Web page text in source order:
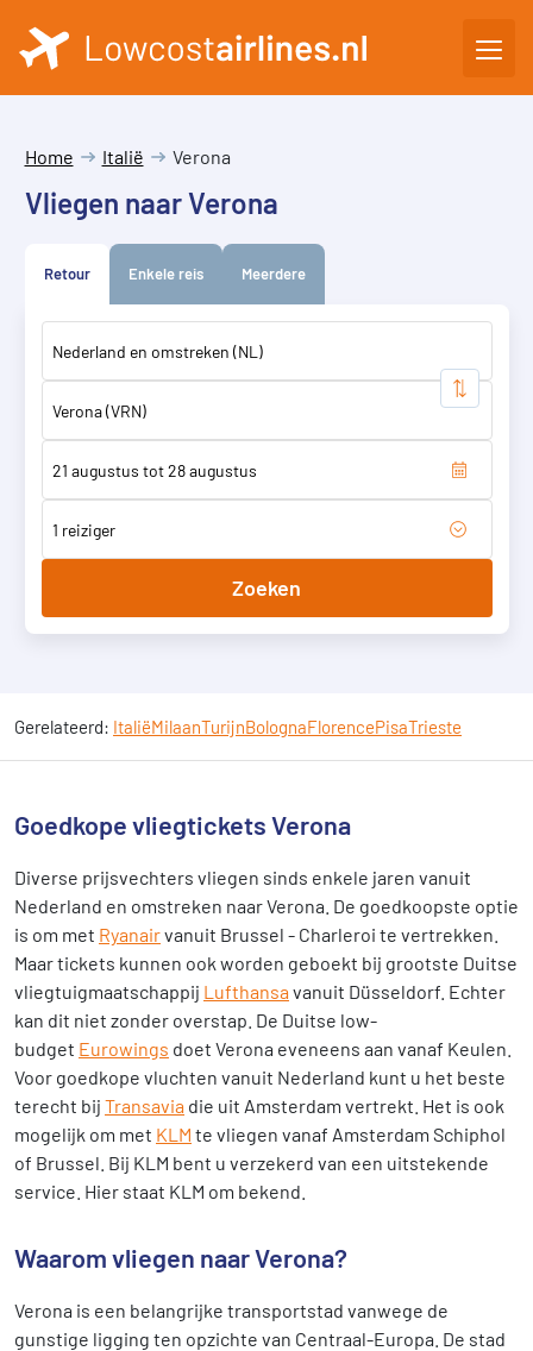
Home Italië Verona
Vliegen naar Verona
Retour Enkele reis Meerdere
1 reiziger
Zoeken
Gerelateerd: ItaliëMilaanTurijnBolognaFlorencePisaTrieste
Goedkope vliegtickets Verona
Diverse prijsvechters vliegen sinds enkele jaren vanuit
Nederland en omstreken naar Verona. De goedkoopste optie
is om met Ryanairvanuit Brussel - Charleroi te vertrekken.
Maar tickets kunnen ook worden geboekt bij grootste Duitse
vliegtuigmaatschappij Lufthansa vanuit Düsseldorf. Echter
kan dit niet zonder overstap. De Duitse low-
budget Eurowings doet Verona eveneens aan vanaf Keulen.
Voor goedkope vluchten vanuit Nederland kunt u het beste
terecht bij Transavia die uit Amsterdam vertrekt. Het is ook
mogelijk om met KLM te vliegen vanaf Amsterdam Schiphol
of Brussel. Bij KLM bent u verzekerd van een uitstekende
service. Hier staat KLM om bekend.
Waarom vliegen naar Verona?
Verona is een belangrijke transportstad vanwege de
gunstige ligging ten opzichte van Centraal-Europa. De stad